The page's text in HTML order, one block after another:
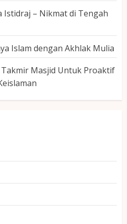
Istidraj – Nikmat di Tengah
Islam dengan Akhlak Mulia
Takmir Masjid Untuk Proaktif